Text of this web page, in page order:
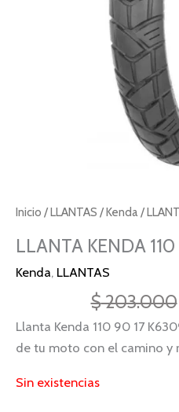
Inicio /LLANTAS /Kenda/
LLANTA KENDA
Kenda, LLANTAS
$203.000
Llanta Kenda 110 90 17
de tu moto con el camino y
Sin existencias